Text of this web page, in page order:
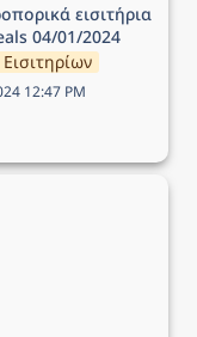
εισιτήρια
04/01/2024
12:47 PM
Aegean -